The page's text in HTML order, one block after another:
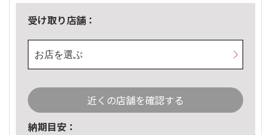
受け取り店舗：
お店を選ぶ
近くの店舗を確認する
納期目安：